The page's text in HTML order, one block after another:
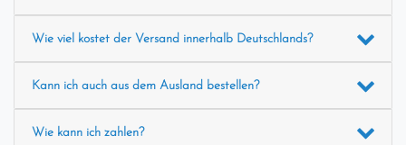
Wie viel kostet der Versand innerhalb Deutschlands?
Kann ich auch aus dem Ausland bestellen?
Wie kann ich zahlen?